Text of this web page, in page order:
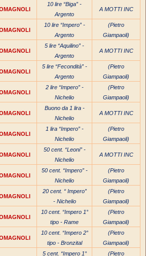
10 lire “Biga” -
Argento
A MOTTI INC
10 lire “Impero” -
Argento
(Pietro
Giampaoli)
5 lire “Aquilino” -
Argento
A MOTTI INC
5 lire “Fecondità” -
Argento
(Pietro
Giampaoli)
2 lire “Impero” -
Nichelio
(Pietro
Giampaoli)
Buono da 1 lira -
Nichelio
A MOTTI INC
1 lira “Impero” -
Nichelio
(Pietro
Giampaoli)
50 cent. “Leoni” -
Nichelio
A MOTTI INC
50 cent. “Impero” -
Nichelio
(Pietro
Giampaoli)
20 cent. “ Impero”
- Nichelio
(Pietro
Giampaoli)
10 cent. “Impero 1°
tipo - Rame
(Pietro
Giampaoli)
10 cent. “Impero 2°
tipo - Bronzital
(Pietro
Giampaoli)
5 cent. “Impero 1° (Pietro